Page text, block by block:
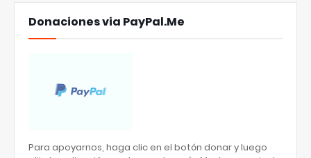
Donaciones via PayPal.Me
Para apoyarnos, haga clic en el botón donar y luego